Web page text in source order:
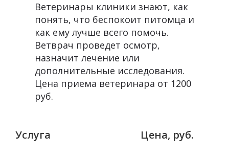
Ветеринары клиники знают, как
понять, что беспокоит питомца и
как ему лучше всего помочь.
Ветврач проведет осмотр,
назначит лечение или
дополнительные исследования.
Цена приема ветеринара от 1200
руб.
Услуга Цена, руб.